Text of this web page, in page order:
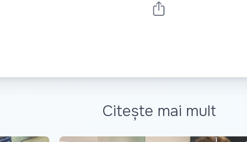
Citește mai mult